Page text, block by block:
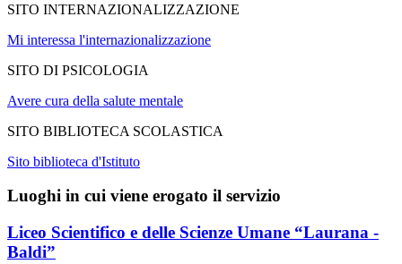
SITO INTERNAZIONALIZZAZIONE
Mi interessa l'internazionalizzazione
SITO DI PSICOLOGIA
Avere cura della salute mentale
SITO BIBLIOTECA SCOLASTICA
Sito biblioteca d'Istituto
Luoghi in cui viene erogato il servizio
Liceo Scientifico e delle Scienze Umane “Laurana -
Baldi”